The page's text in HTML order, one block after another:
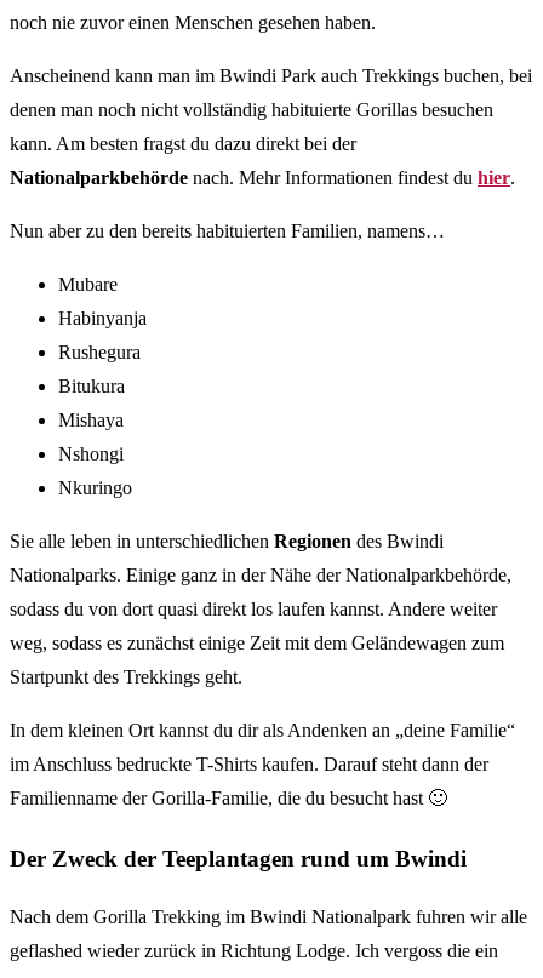
noch nie zuvor einen Menschen gesehen haben.
Anscheinend kann man im Bwindi Park auch Trekkings buchen, bei
denen man noch nicht vollständig habituierte Gorillas besuchen
kann. Am besten fragst du dazu direkt bei der
Nationalparkbehörde nach. Mehr Informationen findest du hier.
Nun aber zu den bereits habituierten Familien, namens…
Mubare
Habinyanja
Rushegura
Bitukura
Mishaya
Nshongi
Nkuringo
Sie alle leben in unterschiedlichen Regionen des Bwindi
Nationalparks. Einige ganz in der Nähe der Nationalparkbehörde,
sodass du von dort quasi direkt los laufen kannst. Andere weiter
weg, sodass es zunächst einige Zeit mit dem Geländewagen zum
Startpunkt des Trekkings geht.
In dem kleinen Ort kannst du dir als Andenken an „deine Familie“
im Anschluss bedruckte T-Shirts kaufen. Darauf steht dann der
Familienname der Gorilla-Familie, die du besucht hast 🙂
Der Zweck der Teeplantagen rund um Bwindi
Nach dem Gorilla Trekking im Bwindi Nationalpark fuhren wir alle
geflashed wieder zurück in Richtung Lodge. Ich vergoss die ein